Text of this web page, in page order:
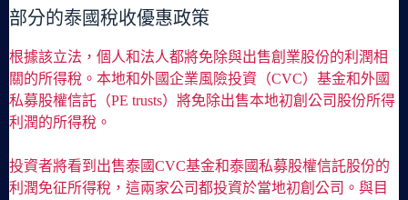
部分的泰國稅收優惠政策
根據該立法，個人和法人都將免除與出售創業股份的利潤相
關的所得稅。本地和外國企業風險投資（CVC）基金和外國
私募股權信託（PE trusts）將免除出售本地初創公司股份所得
利潤的所得稅。
投資者將看到出售泰國CVC基金和泰國私募股權信託股份的
利潤免征所得稅，這兩家公司都投資於當地初創公司。與目